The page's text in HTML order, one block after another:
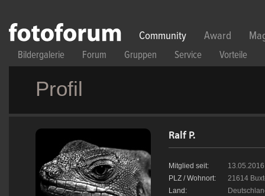
Community Award
Bildergalerie Forum Gruppen Service Vorteile
Profil
Ralf P.
Mitglied seit:
13.05.2016
PLZ / Wohnort:
21614
Land: